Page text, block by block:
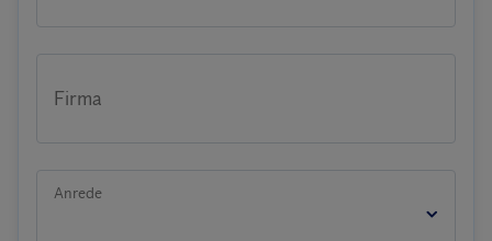
Firma
Anrede